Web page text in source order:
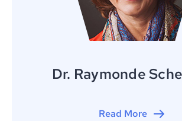
Dr. Raymonde
Read More